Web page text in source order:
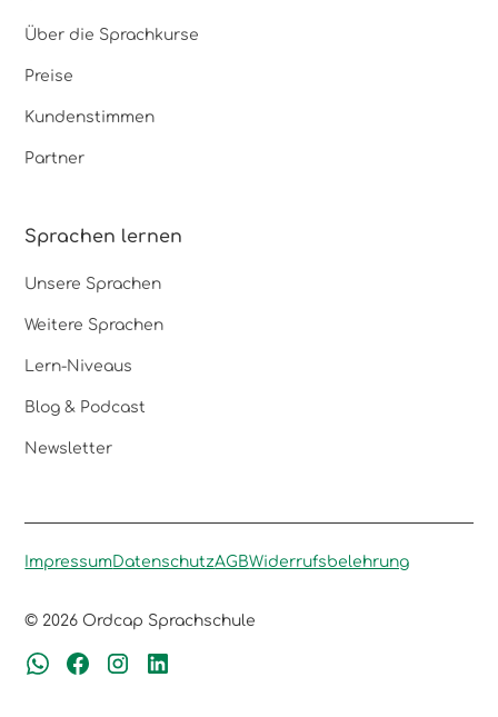
Über die Sprachkurse
Preise
Kundenstimmen
Partner
Sprachen lernen
Unsere Sprachen
Weitere Sprachen
Lern-Niveaus
Blog & Podcast
Newsletter
© 2026 Ordcap Sprachschule
Impressum DatenschutzAGBWiderrufsbelehrung